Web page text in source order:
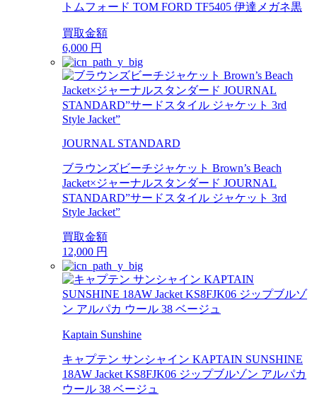
トムフォード TOM FORD TF5405 伊達メガネ黒
買取金額
6,000 円
JOURNAL STANDARD
ブラウンズビーチジャケット Brown’s Beach
Jacket×ジャーナルスタンダード JOURNAL
STANDARD”サードスタイル ジャケット 3rd
Style Jacket”
買取金額
12,000 円
Kaptain Sunshine
キャプテン サンシャイン KAPTAIN SUNSHINE
18AW Jacket KS8FJK06 ジップブルゾン アルパカ
ウール 38 ベージュ